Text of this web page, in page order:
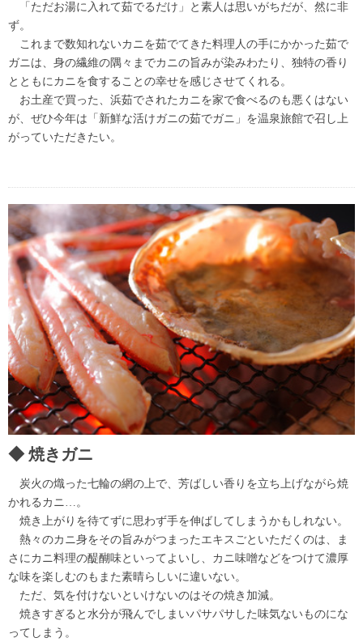
「ただお湯に入れて茹でるだけ」と素人は思いがちだが、然に非
ず。
これまで数知れないカニを茹でてきた料理人の手にかかった茹で
ガニは、身の繊維の隅々までカニの旨みが染みわたり、独特の香り
とともにカニを食することの幸せを感じさせてくれる。
お土産で買った、浜茹でされたカニを家で食べるのも悪くはない
が、ぜひ今年は「新鮮な活けガニの茹でガニ」を温泉旅館で召し上
がっていただきたい。
焼きガニ
炭火の熾った七輪の網の上で、芳ばしい香りを立ち上げながら焼
かれるカニ…。
焼き上がりを待てずに思わず手を伸ばしてしまうかもしれない。
熱々のカニ身をその旨みがつまったエキスごといただくのは、ま
さにカニ料理の醍醐味といってよいし、カニ味噌などをつけて濃厚
な味を楽しむのもまた素晴らしいに違いない。
ただ、気を付けないといけないのはその焼き加減。
焼きすぎると水分が飛んでしまいパサパサした味気ないものにな
ってしまう。